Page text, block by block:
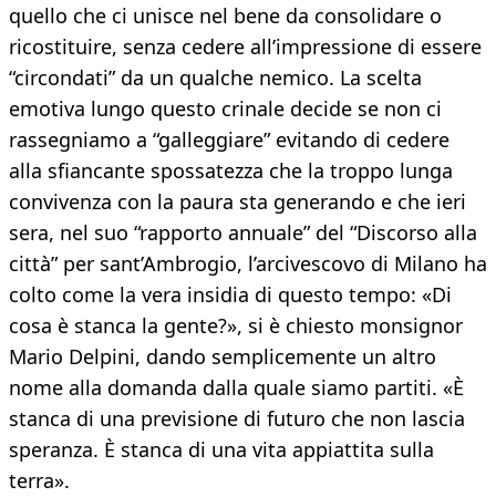
quello che ci unisce nel bene da consolidare o
ricostituire, senza cedere all’impressione di essere
“circondati” da un qualche nemico. La scelta
emotiva lungo questo crinale decide se non ci
rassegniamo a “galleggiare” evitando di cedere
alla sfiancante spossatezza che la troppo lunga
convivenza con la paura sta generando e che ieri
sera, nel suo “rapporto annuale” del “Discorso alla
città” per sant’Ambrogio, l’arcivescovo di Milano ha
colto come la vera insidia di questo tempo: «Di
cosa è stanca la gente?», si è chiesto monsignor
Mario Delpini, dando semplicemente un altro
nome alla domanda dalla quale siamo partiti. «È
stanca di una previsione di futuro che non lascia
speranza. È stanca di una vita appiattita sulla
terra».